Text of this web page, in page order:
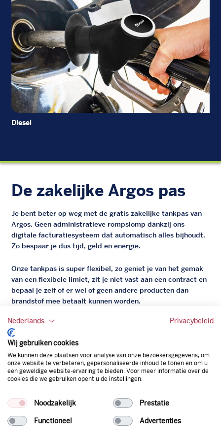
Diesel
De zakelijke Argos pas
Je bent beter op weg met de gratis zakelijke tankpas van
Argos. Geen administratieve rompslomp dankzij ons
digitale facturatiesysteem dat automatisch alles bijhoudt.
Zo bespaar je dus tijd, geld en energie.
Onze tankpas is super flexibel, zo geniet je van het gemak
van een flexibele limiet, zit je niet vast aan een contract en
bepaal je zelf of er wel of geen andere producten dan
brandstof mee betaalt kunnen worden.
korting. Mocht de pompprijs toch lager zijn dan betaal je
natuurlijk de prijs aan de pomp. Zo ben je altijd verzekerd
van de laagste prijs.
tankpas aanvragen
laadpas aanvragen
Nederlands Privacybeleid
Wij gebruiken cookies
We kunnen deze plaatsen voor analyse van onze bezoekersgegevens, om
onze website te verbeteren, gepersonaliseerde inhoud te tonen en om u
een geweldige website-ervaring te bieden. Voor meer informatie over de
cookies die we gebruiken opent u de instellingen.
Noodzakelijk Prestatie
Functioneel Advertenties